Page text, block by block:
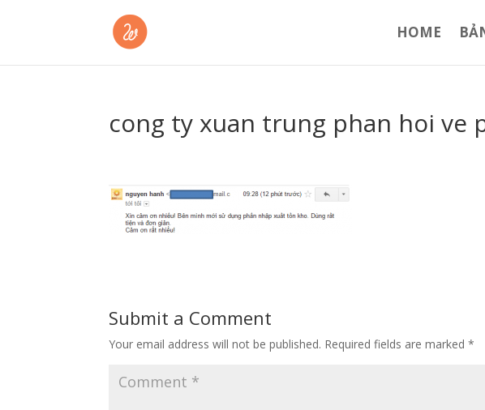
HOME
cong ty xuan trung phan hoi ve
Submit a Comment
Your email address will not be published. Required fields are marked*